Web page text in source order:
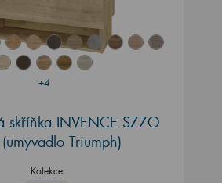
+4
skříňka INVENCE SZZO
Triumph)
Kolekce